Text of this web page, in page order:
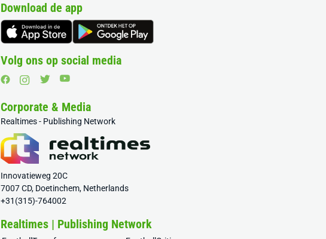
Download de app
Volg ons op social media
Corporate & Media
Realtimes - Publishing Network
Innovatieweg 20C
7007 CD, Doetinchem, Netherlands
+31(315)-764002
Realtimes | Publishing Network